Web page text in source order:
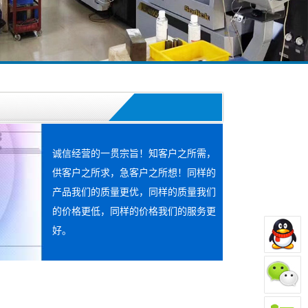
诚信经营的一贯宗旨！知客户之所需，
供客户之所求，急客户之所想！同样的
产品我们的质量更优，同样的质量我们
的价格更低，同样的价格我们的服务更
好。